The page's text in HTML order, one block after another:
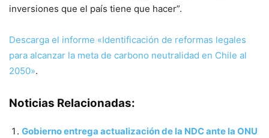
inversiones que el país tiene que hacer”.
Descarga el informe «Identificación de reformas legales
para alcanzar la meta de carbono neutralidad en Chile al
2050».
Noticias Relacionadas:
Gobierno entrega actualización de la NDC ante la ONU